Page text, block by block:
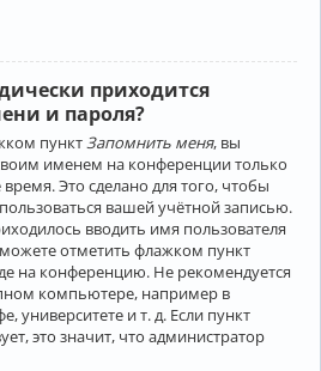
приходится
и пароля?
пунктЗапомнить меня, вы
именем на конференции только
Это сделано для того, чтобы
вашей учётной записью.
вводить имя пользователя
отметить флажком пункт
на конференцию. Не рекомендуется
компьютере, например в
университете и т. д. Если пункт
это значит, что администратор